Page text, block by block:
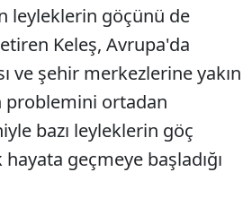
leyleklerin göçünü de
Keleş, Avrupa'da
ve şehir merkezlerine yakın
problemini ortadan
bazı leyleklerin göç
geçmeye başladığı